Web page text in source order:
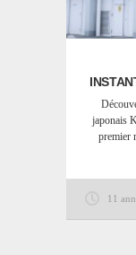
japonais
premier
11